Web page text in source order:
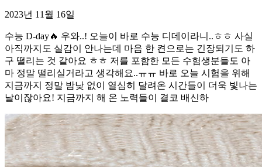
2023년 11월 16일
수능 D-day🔥 우와..! 오늘이 바로 수능 디데이라니..ㅎㅎ 사실
아직까지도 실감이 안나는데 마음 한 켠으로는 긴장되기도 하
구 떨리는 것 같아요 ㅎㅎ 저를 포함한 모든 수험생분들도 아
마 정말 떨리실거라고 생각해요..ㅠㅠ 바로 오늘 시험을 위해
지금까지 정말 밤낮 없이 열심히 달려온 시간들이 더욱 빛나는
날이잖아요! 지금까지 해 온 노력들이 결코 배신하